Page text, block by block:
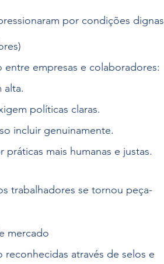
por condições dignas
entre empresas e colaboradores:
alta.
políticas claras.
incluir genuinamente.
mais humanas e justas.
trabalhadores se tornou peça-
mercado
através de selos e